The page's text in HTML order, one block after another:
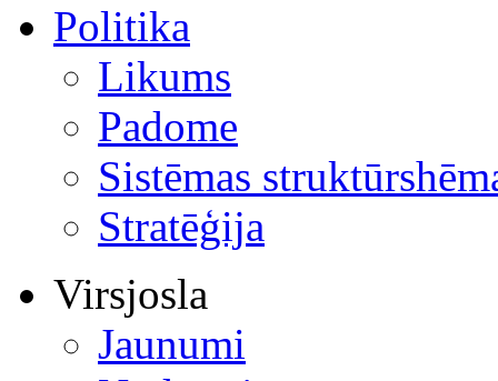
Politika
Likums
Padome
Sistēmas
Stratēģija
Virsjosla
Jaunumi